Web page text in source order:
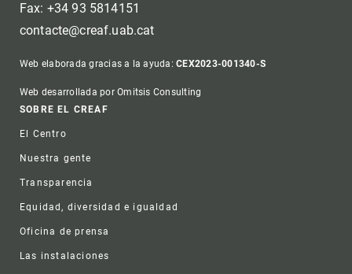
Fax: +34 93 5814151
contacte@creaf.uab.cat
Web elaborada gracias a la ayuda:CEX2023-001340-S
Web desarrollada por Omitsis Consulting
Footer
SOBRE EL CREAF
El Centro
Nuestra gente
Transparencia
Equidad, diversidad e igualdad
Oficina de prensa
Las instalaciones